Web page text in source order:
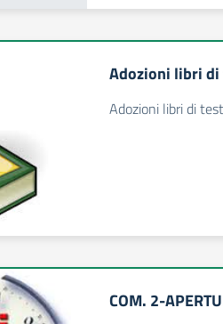
Adozioni libri
Adozioni libri di
COM. 2-